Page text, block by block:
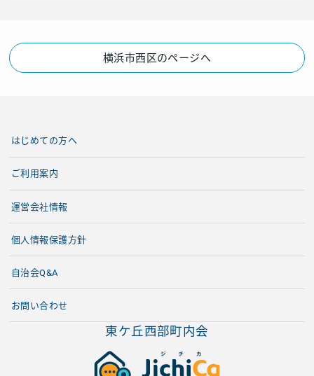
横浜市西区のページへ
東ケ丘西部町内会
はじめての方へ
ご利用案内
運営会社情報
個人情報保護方針
自治会Q&A
お問い合わせ